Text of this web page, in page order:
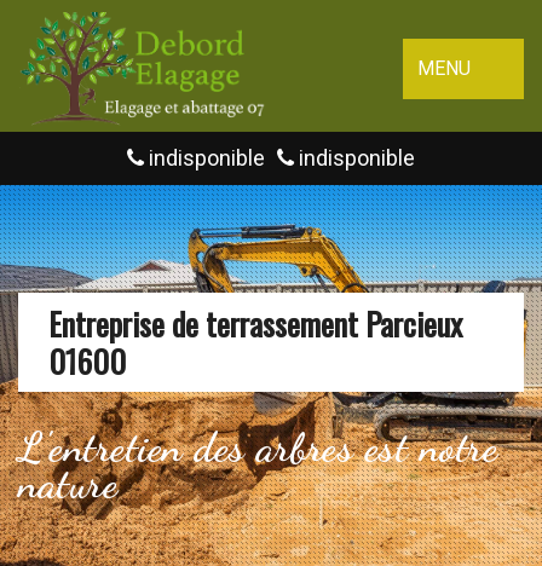
MENU
indisponible indisponible
Entreprise de terrassement Parcieux
01600
L'entretien des arbres est notre
nature